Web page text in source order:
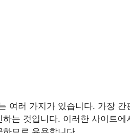
여러 가지가 있습니다. 가장 간
는 것입니다. 이러한 사이트에